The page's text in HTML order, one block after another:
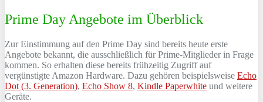
Prime Day Angebote im Überblick
Zur Einstimmung auf den Prime Day sind bereits heute erste
Angebote bekannt, die ausschließlich für Prime-Mitglieder in Frage
kommen. So erhalten diese bereits frühzeitig Zugriff auf
vergünstigte Amazon Hardware. Dazu gehören beispielsweise Echo
Dot (3. Generation), Echo Show 8, Kindle Paperwhite und weitere
Geräte.